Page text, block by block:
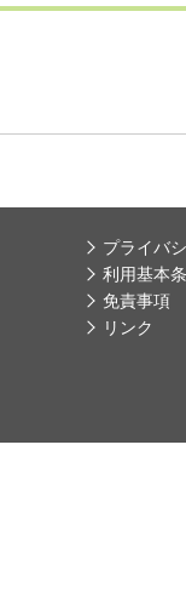
プライバ
利用基本
免責事項
リンク